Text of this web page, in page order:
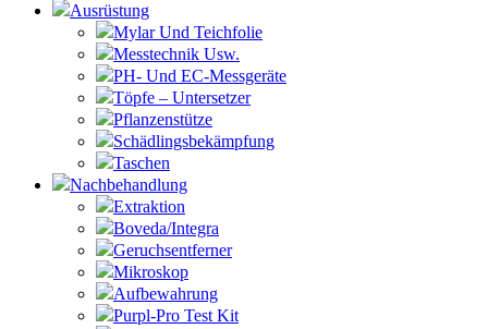
Ausrüstung
Mylar Und Teichfolie
Messtechnik Usw.
PH- Und EC-Messgeräte
Töpfe – Untersetzer
Pflanzenstütze
Schädlingsbekämpfung
Taschen
Nachbehandlung
Extraktion
Boveda/Integra
Geruchsentferner
Mikroskop
Aufbewahrung
Purpl-Pro Test Kit